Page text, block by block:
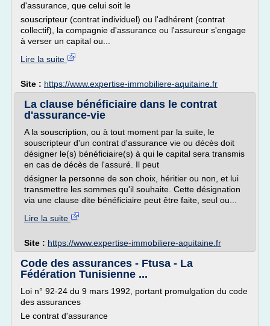
d'assurance, que celui soit le
souscripteur (contrat individuel) ou l'adhérent (contrat
collectif), la compagnie d'assurance ou l'assureur s'engage
à verser un capital ou...
Lire la suite
Site : https://www.expertise-immobiliere-aquitaine.fr
La clause bénéficiaire dans le contrat
d'assurance-vie
A la souscription, ou à tout moment par la suite, le
souscripteur d'un contrat d'assurance vie ou décès doit
désigner le(s) bénéficiaire(s) à qui le capital sera transmis
en cas de décès de l'assuré. Il peut
désigner la personne de son choix, héritier ou non, et lui
transmettre les sommes qu'il souhaite. Cette désignation
via une clause dite bénéficiaire peut être faite, seul ou...
Lire la suite
Site : https://www.expertise-immobiliere-aquitaine.fr
Code des assurances - Ftusa - La
Fédération Tunisienne ...
Loi n° 92-24 du 9 mars 1992, portant promulgation du code
des assurances
Le contrat d'assurance